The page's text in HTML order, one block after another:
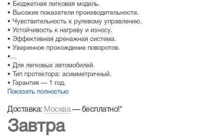
• Бюджетная легковая модель.
• Высокие показатели производительности.
• Чувствительность к рулевому управлению.
• Устойчивость к нагреву и износу.
• Эффективная дренажная система.
• Уверенное прохождение поворотов.
•...
• Для легковых автомобилей.
• Тип протектора: асимметричный.
• Гарантия — 1 год.
Показать полностью
Доставка: Москва— бесплатно!*
Завтра